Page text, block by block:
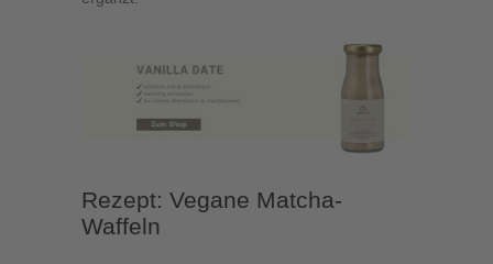
Rezept: Vegane Matcha-
Waffeln